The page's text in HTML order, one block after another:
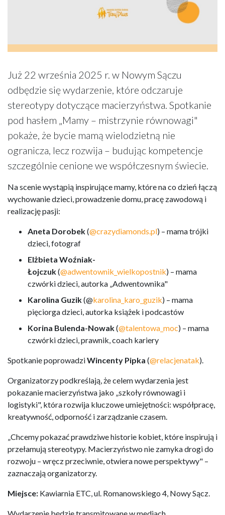
Już 22 września 2025 r. w Nowym Sączu
odbędzie się wydarzenie, które odczaruje
stereotypy dotyczące macierzyństwa. Spotkanie
pod hasłem „Mamy – mistrzynie równowagi"
pokaże, że bycie mamą wielodzietną nie
ogranicza, lecz rozwija – budując kompetencje
szczególnie cenione we współczesnym świecie.
Na scenie wystąpią inspirujące mamy, które na co dzień łączą
wychowanie dzieci, prowadzenie domu, pracę zawodową i
realizację pasji:
Aneta Dorobek(@crazydiamonds.pl) – mama trójki
dzieci, fotograf
Elżbieta Woźniak-
Łojczuk(@adwentownik_wielkopostnik) – mama
czwórki dzieci, autorka „Adwentownika"
Karolina Guzik(@karolina_karo_guzik) – mama
pięciorga dzieci, autorka książek i podcastów
Korina Bulenda-Nowak(@talentowa_moc) – mama
czwórki dzieci, prawnik, coach kariery
Spotkanie poprowadziWincenty Pipka (@relacjenatak).
Organizatorzy podkreślają, że celem wydarzenia jest
pokazanie macierzyństwa jako „szkoły równowagi i
logistyki", która rozwija kluczowe umiejętności: współpracę,
kreatywność, odporność i zarządzanie czasem.
„Chcemy pokazać prawdziwe historie kobiet, które inspirują i
przełamują stereotypy. Macierzyństwo nie zamyka drogi do
rozwoju – wręcz przeciwnie, otwiera nowe perspektywy" –
zaznaczają organizatorzy.
Miejsce: Kawiarnia ETC, ul. Romanowskiego 4, Nowy Sącz.